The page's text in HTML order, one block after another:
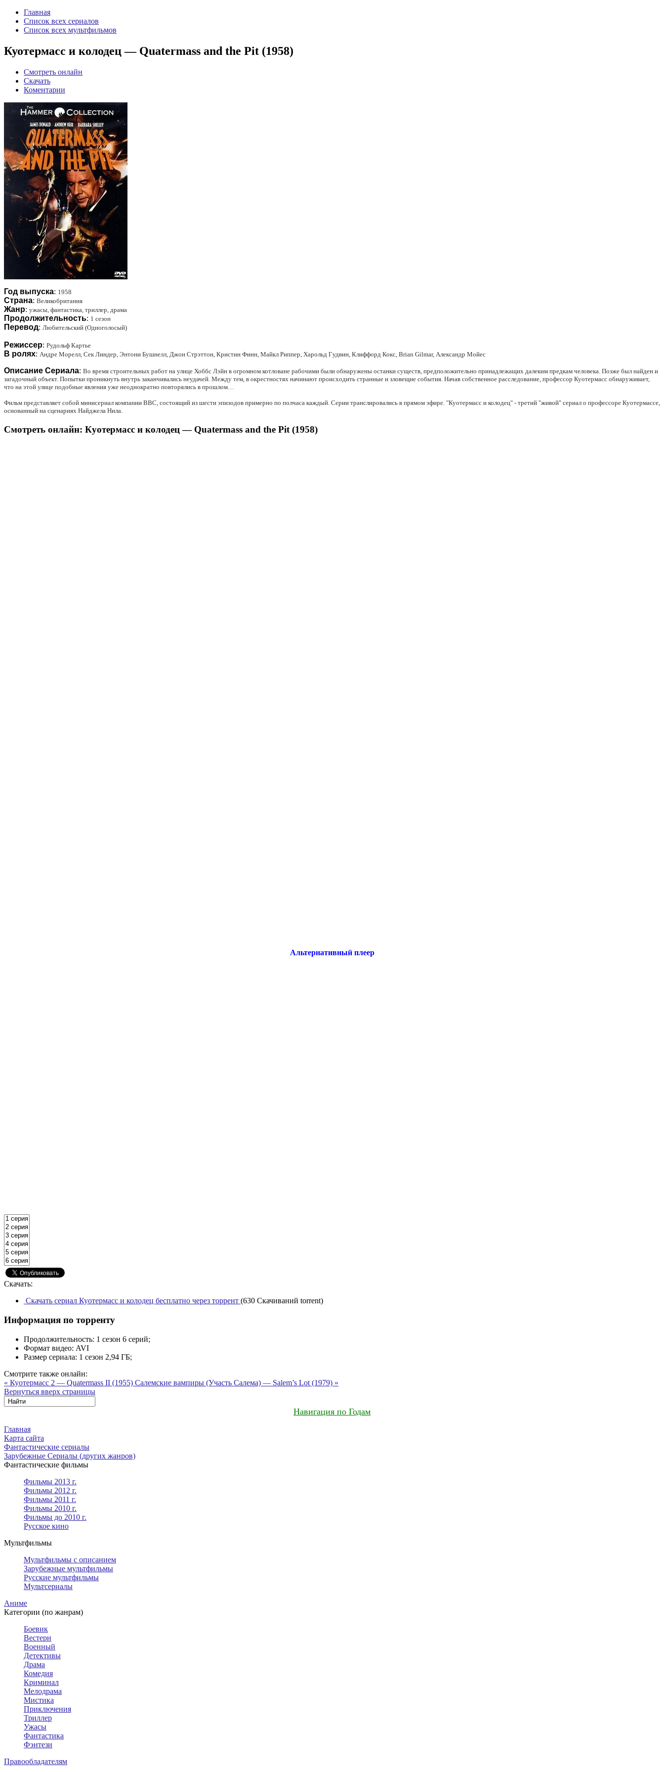
Главная
Список всех сериалов
Список всех мультфильмов
Куотермасс и колодец — Quatermass and the Pit (1958)
Смотреть онлайн
Скачать
Коментарии
Год выпуска: 1958
Страна: Великобритания
Жанр: ужасы, фантастика, триллер, драма
Продолжительность: 1 сезон
Перевод: Любительский (Одноголосый)
Режиссер: Рудольф Картье
В ролях: Андре Морелл, Сек Линдер, Энтони Бушнелл, Джон Стрэттон, Кристин Финн, Майкл Риппер, Харольд Гудвин, Клиффорд Кокс, Brian Gilmar, Александр Мойес
Описание Сериала: Во время строительных работ на улице Хоббс Лэйн в огромном котловане рабочими были обнаружены останки существ, предположительно принадлежащих далеким предкам человека. Позже был найден и
загадочный объект. Попытки проникнуть внутрь заканчивались неудачей. Между тем, в окрестностях начинают происходить странные и зловещие события. Начав собственное расследование, профессор Куотермасс обнаруживает,
что на этой улице подобные явления уже неоднократно повторялись в прошлом…
Фильм представляет собой минисериал компании BBC, состоящий из шести эпизодов примерно по полчаса каждый. Серии транслировались в прямом эфире. "Куотермасс и колодец" - третий "живой" сериал о профессоре Куотермассе,
основанный на сценариях Найджела Нила.
Смотреть онлайн: Куотермасс и колодец — Quatermass and the Pit (1958)
Альтернативный плеер
Скачать:
Скачать сериал Куотермасс и колодец бесплатно через торрент (630 Скачиваний torrent)
Информация по торренту
Продолжительность: 1 сезон 6 серий;
Формат видео: AVI
Размер сериала: 1 сезон 2,94 ГБ;
Смотрите также онлайн:
« Куотермасс 2 — Quatermass II (1955) Салемские вампиры (Участь Салема) — Salem’s Lot (1979) »
Вернуться вверх страницы
Навигация по Годам
Главная
Карта сайта
Фантастические сериалы
Зарубежные Сериалы (других жанров)
Фантастические фильмы
Фильмы 2013 г.
Фильмы 2012 г.
Фильмы 2011 г.
Фильмы 2010 г.
Фильмы до 2010 г.
Русское кино
Мультфильмы
Мультфильмы с описанием
Зарубежные мультфильмы
Русские мультфильмы
Мультсериалы
Аниме
Категории (по жанрам)
Боевик
Вестерн
Военный
Детективы
Драма
Комедия
Криминал
Мелодрама
Мистика
Приключения
Триллер
Ужасы
Фантастика
Фэнтези
Правообладателям